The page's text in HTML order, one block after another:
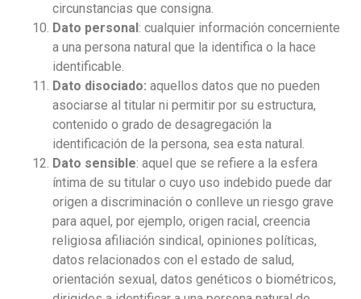
circunstancias que consigna.
Dato personal: cualquier información concerniente
a una persona natural que la identifica o la hace
identificable.
Dato disociado: aquellos datos que no pueden
asociarse al titular ni permitir por su estructura,
contenido o grado de desagregación la
identificación de la persona, sea esta natural.
Dato sensible: aquel que se refiere a la esfera
íntima de su titular o cuyo uso indebido puede dar
origen a discriminación o conlleve un riesgo grave
para aquel, por ejemplo, origen racial, creencia
religiosa afiliación sindical, opiniones políticas,
datos relacionados con el estado de salud,
orientación sexual, datos genéticos o biométricos,